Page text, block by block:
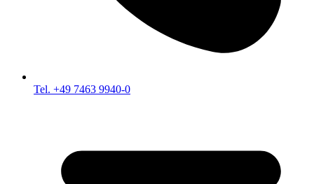
Tel. +49 7463 9940-0